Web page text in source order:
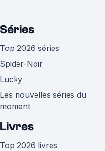
Séries
Top 2026 séries
Spider-Noir
Lucky
Les nouvelles séries du
moment
Livres
Top 2026 livres